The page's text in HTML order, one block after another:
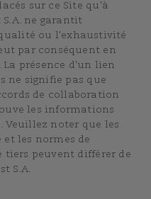
sur ce Site qu'à
ne garantit
ou l'exhaustivité
par conséquent en
présence d'un lien
ne signifie pas que
de collaboration
les informations
Veuillez noter que les
les normes de
tiers peuvent différer de
S.A.